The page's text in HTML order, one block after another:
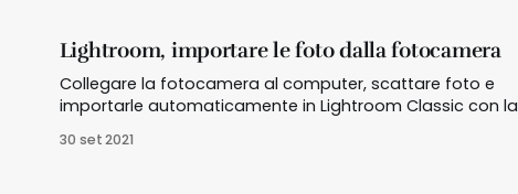
Lightroom, importare le foto dalla fotocamera
Collegare la fotocamera al computer, scattare foto e
importarle automaticamente in Lightroom Classic con la
30 set 2021